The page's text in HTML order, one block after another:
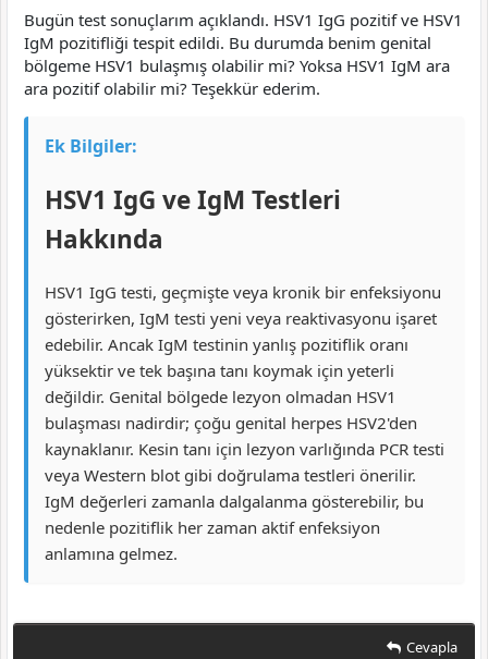
Bugün test sonuçlarım açıklandı. HSV1 IgG pozitif ve HSV1
IgM pozitifliği tespit edildi. Bu durumda benim genital
bölgeme HSV1 bulaşmış olabilir mi? Yoksa HSV1 IgM ara
ara pozitif olabilir mi? Teşekkür ederim.
Ek Bilgiler:
HSV1 IgG ve IgM Testleri
Hakkında
HSV1 IgG testi, geçmişte veya kronik bir enfeksiyonu
gösterirken, IgM testi yeni veya reaktivasyonu işaret
edebilir. Ancak IgM testinin yanlış pozitiflik oranı
yüksektir ve tek başına tanı koymak için yeterli
değildir. Genital bölgede lezyon olmadan HSV1
bulaşması nadirdir; çoğu genital herpes HSV2'den
kaynaklanır. Kesin tanı için lezyon varlığında PCR testi
veya Western blot gibi doğrulama testleri önerilir.
IgM değerleri zamanla dalgalanma gösterebilir, bu
nedenle pozitiflik her zaman aktif enfeksiyon
anlamına gelmez.
Cevapla